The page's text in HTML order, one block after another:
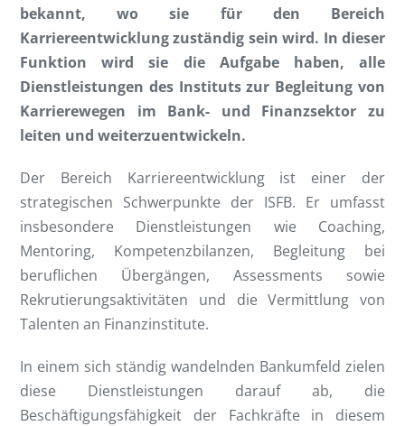
bekannt, wo sie für den Bereich
Karriereentwicklung zuständig sein wird. In dieser
Funktion wird sie die Aufgabe haben, alle
Dienstleistungen des Instituts zur Begleitung von
Karrierewegen im Bank- und Finanzsektor zu
leiten und weiterzuentwickeln.
Der Bereich Karriereentwicklung ist einer der
strategischen Schwerpunkte der ISFB. Er umfasst
insbesondere Dienstleistungen wie Coaching,
Mentoring, Kompetenzbilanzen, Begleitung bei
beruflichen Übergängen, Assessments sowie
Rekrutierungsaktivitäten und die Vermittlung von
Talenten an Finanzinstitute.
In einem sich ständig wandelnden Bankumfeld zielen
diese Dienstleistungen darauf ab, die
Beschäftigungsfähigkeit der Fachkräfte in diesem